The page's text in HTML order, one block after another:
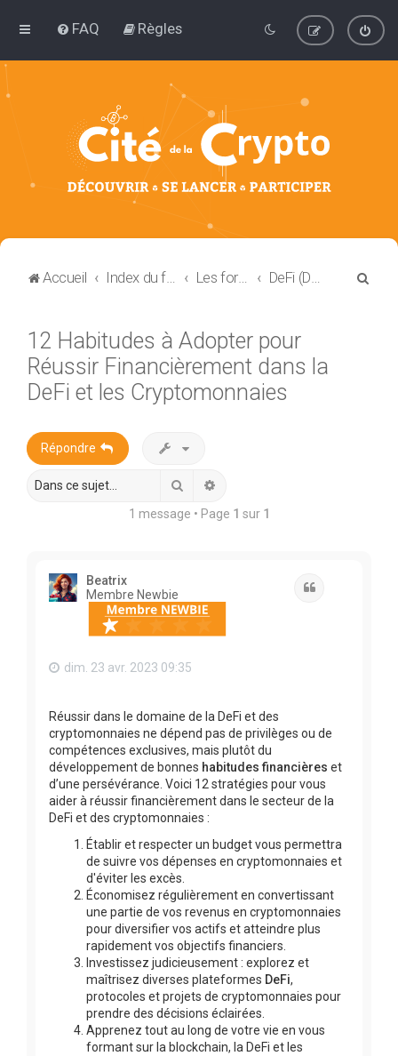
FAQ Règles
Accueil Index du forum Les forums de discussion : Blockchain et Cryptomonnaie DeFi (Decentralized Finance)
12 Habitudes à Adopter pour
Réussir Financièrement dans la
DeFi et les Cryptomonnaies
Répondre
Rechercher
1 message • Page 1 sur 1
Beatrix
Membre Newbie
dim. 23 avr. 2023 09:35
Réussir dans le domaine de la DeFi et des
cryptomonnaies ne dépend pas de privilèges ou de
compétences exclusives, mais plutôt du
développement de bonnes habitudes financières et
d’une persévérance. Voici 12 stratégies pour vous
aider à réussir financièrement dans le secteur de la
DeFi et des cryptomonnaies :
Établir et respecter un budget vous permettra
de suivre vos dépenses en cryptomonnaies et
d'éviter les excès.
Économisez régulièrement en convertissant
une partie de vos revenus en cryptomonnaies
pour diversifier vos actifs et atteindre plus
rapidement vos objectifs financiers.
Investissez judicieusement : explorez et
maîtrisez diverses plateformes DeFi,
protocoles et projets de cryptomonnaies pour
prendre des décisions éclairées.
Apprenez tout au long de votre vie en vous
formant sur la blockchain, la DeFi et les